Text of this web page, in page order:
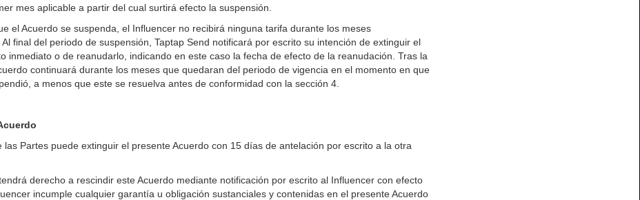
mes aplicable a partir del cual surtirá efecto la suspensión.
el Acuerdo se suspenda, el Influencer no recibirá ninguna tarifa durante los meses
final del periodo de suspensión, Taptap Send notificará por escrito su intención de extinguir el
inmediato o de reanudarlo, indicando en este caso la fecha de efecto de la reanudación. Tras la
continuará durante los meses que quedaran del periodo de vigencia en el momento en que
a menos que este se resuelva antes de conformidad con la sección 4.
las Partes puede extinguir el presente Acuerdo con 15 días de antelación por escrito a la otra
derecho a rescindir este Acuerdo mediante notificación por escrito al Influencer con efecto
incumple cualquier garantía u obligación sustanciales y contenidas en el presente Acuerdo